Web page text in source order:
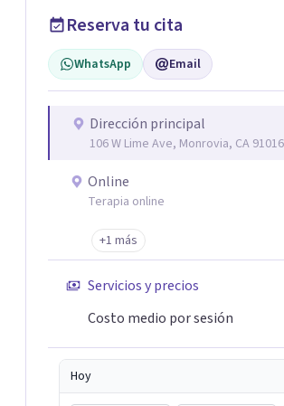
Reserva tu cita
WhatsApp Email
Dirección principal
106 W Lime Ave, Monrovia, CA 91016
Online
Terapia online
+1 más
Servicios y precios
Costo medio por sesión
Hoy